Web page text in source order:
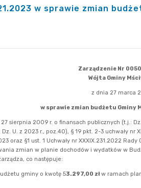
w sprawie zmian